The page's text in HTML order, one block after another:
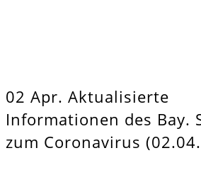
02 Apr. Aktualisierte
Informationen des Bay.
zum Coronavirus